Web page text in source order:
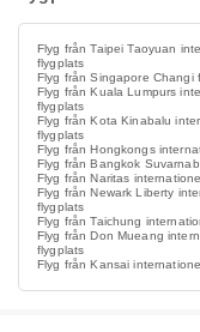
Flyg från Taipei Taoyuan
flygplats
Flyg från Singapore Changi
Flyg från Kuala Lumpurs
flygplats
Flyg från Kota Kinabalu
flygplats
Flyg från Hongkongs
Flyg från Bangkok
Flyg från Naritas
Flyg från Newark Liberty
flygplats
Flyg från Taichung
Flyg från Don Mueang
flygplats
Flyg från Kansai